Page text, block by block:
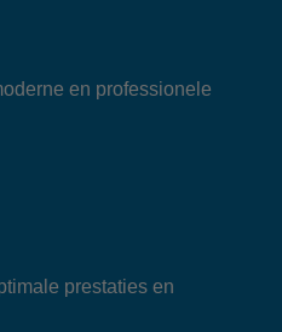
en professionele
prestaties en